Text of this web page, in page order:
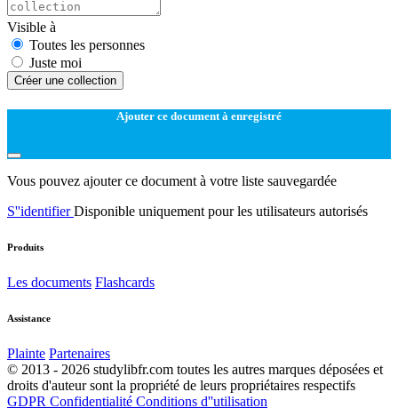
Visible à
Toutes les personnes
Juste moi
Créer une collection
Ajouter ce document à enregistré
Vous pouvez ajouter ce document à votre liste sauvegardée
S''identifierDisponible uniquement pour les utilisateurs autorisés
Produits
Les documents Flashcards
Assistance
Plainte Partenaires
© 2013 - 2026 studylibfr.com toutes les autres marques déposées et
droits d'auteur sont la propriété de leurs propriétaires respectifs
GDPR Confidentialité Conditions d''utilisation